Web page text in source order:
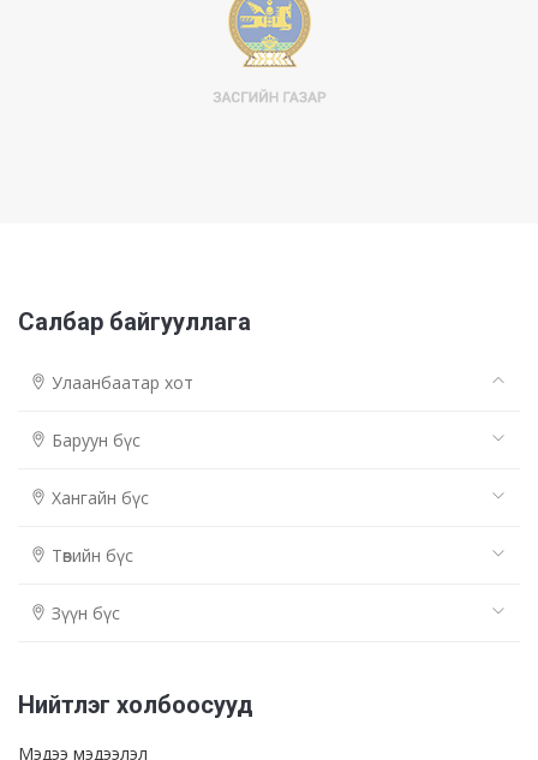
Салбар байгууллага
Улаанбаатар хот
Баруун бүс
Хангайн бүс
Төвийн бүс
Зүүн бүс
Нийтлэг холбоосууд
Мэдээ мэдээлэл